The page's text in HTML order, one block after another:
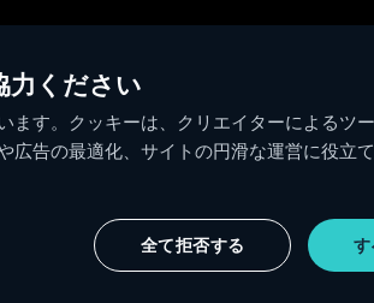
力ください
ます。クッキーは、クリエイターによるツ
告の最適化、サイトの円滑な運営に役立て
全て拒否する